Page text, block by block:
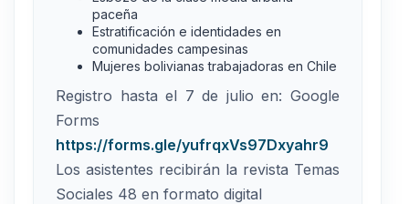
paceña
Estratificación e identidades en
comunidades campesinas
Mujeres bolivianas trabajadoras en Chile
Registro hasta el 7 de julio en: Google
Forms
https://forms.gle/yufrqxVs97Dxyahr9
Los asistentes recibirán la revista Temas
Sociales 48 en formato digital